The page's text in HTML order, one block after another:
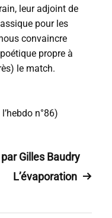
leur adjoint de
pour les
convaincre
propre à
le match.
n°86)
Gilles Baudry
L’évaporation